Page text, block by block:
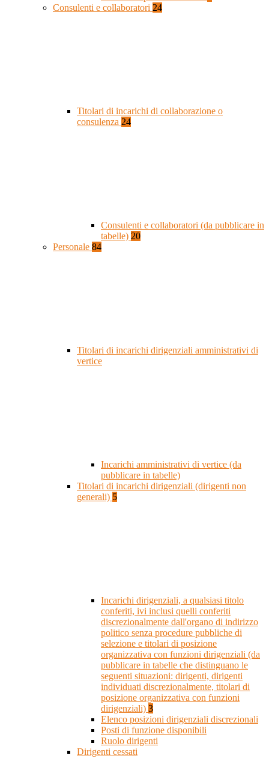
Consulenti e collaboratori 24
Titolari di incarichi di collaborazione o
consulenza 24
Consulenti e collaboratori (da pubblicare in
tabelle) 20
Personale 84
Titolari di incarichi dirigenziali amministrativi di
vertice
Incarichi amministrativi di vertice (da
pubblicare in tabelle)
Titolari di incarichi dirigenziali (dirigenti non
generali) 5
Incarichi dirigenziali, a qualsiasi titolo
conferiti, ivi inclusi quelli conferiti
discrezionalmente dall'organo di indirizzo
politico senza procedure pubbliche di
selezione e titolari di posizione
organizzativa con funzioni dirigenziali (da
pubblicare in tabelle che distinguano le
seguenti situazioni: dirigenti, dirigenti
individuati discrezionalmente, titolari di
posizione organizzativa con funzioni
dirigenziali) 3
Elenco posizioni dirigenziali discrezionali
Posti di funzione disponibili
Ruolo dirigenti
Dirigenti cessati